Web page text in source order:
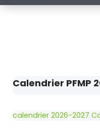
Calendrier PFMP
calendrier 2026-2027